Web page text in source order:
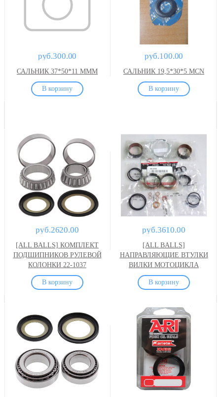
руб.300.00
САЛЬНИК 37*50*11 MMM
руб.100.00
САЛЬНИК 19,5*30*5 MCN
руб.2620.00
[ALL BALLS] КОМПЛЕКТ
ПОДШИПНИКОВ РУЛЕВОЙ
КОЛОНКИ 22-1037
руб.3610.00
[ALL BALLS]
НАПРАВЛЯЮЩИЕ ВТУЛКИ
ВИЛКИ МОТОЦИКЛА
(КОМПЛЕКТ) 3...